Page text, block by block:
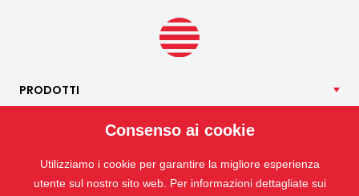
limitare la quantità di particelle di polline che penetrano
all’interno.
PRODOTTI
ISOTRA
Consenso ai cookie
Utilizziamo i cookie per garantire la migliore esperienza
utente sul nostro sito web. Per informazioni dettagliate sui